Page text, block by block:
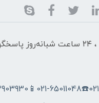
هفت روز هفته ، ۲۴ ساعت شبانه‌روز